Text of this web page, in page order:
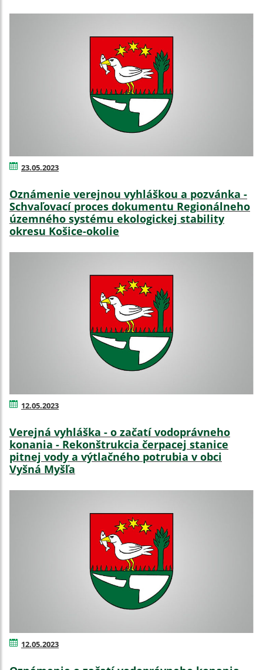
23.05.2023
Oznámenie verejnou vyhláškou a pozvánka -
Schvaľovací proces dokumentu Regionálneho
územného systému ekologickej stability
okresu Košice-okolie
12.05.2023
Verejná vyhláška - o začatí vodoprávneho
konania - Rekonštrukcia čerpacej stanice
pitnej vody a výtlačného potrubia v obci
Vyšná Myšľa
12.05.2023